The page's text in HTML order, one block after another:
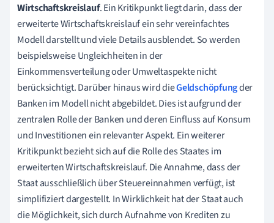
Wirtschaftskreislauf. Ein Kritikpunkt liegt darin, dass der
erweiterte Wirtschaftskreislauf ein sehr vereinfachtes
Modell darstellt und viele Details ausblendet. So werden
beispielsweise Ungleichheiten in der
Einkommensverteilung oder Umweltaspekte nicht
berücksichtigt. Darüber hinaus wird dieGeldschöpfungder
Banken im Modell nicht abgebildet. Dies ist aufgrund der
zentralen Rolle der Banken und deren Einfluss auf Konsum
und Investitionen ein relevanter Aspekt. Ein weiterer
Kritikpunkt bezieht sich auf die Rolle des Staates im
erweiterten Wirtschaftskreislauf. Die Annahme, dass der
Staat ausschließlich über Steuereinnahmen verfügt, ist
simplifiziert dargestellt. In Wirklichkeit hat der Staat auch
die Möglichkeit, sich durch Aufnahme von Krediten zu